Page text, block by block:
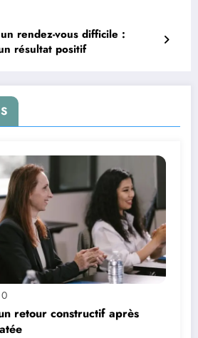
rendez-vous difficile :
résultat positif
0
retour constructif après